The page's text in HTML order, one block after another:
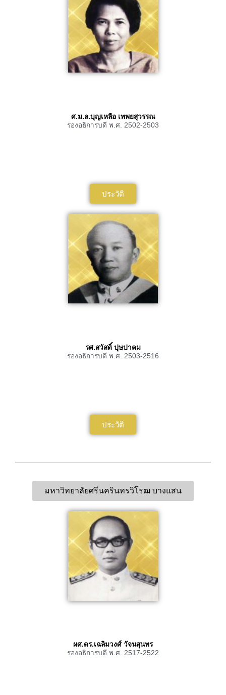
ศ.ม.ล.บุญเหลือ เทพยสุวรรณ
รองอธิการบดี พ.ศ. 2502-2503
ประวัติ
รศ.สวัสดิ์ ปุษปาคม
รองอธิการบดี พ.ศ. 2503-2516
ประวัติ
มหาวิทยาลัยศรีนครินทรวิโรฒ บางแสน
ผศ.ดร.เฉลิมวงศ์ วัจนสุนทร
รองอธิการบดี พ.ศ. 2517-2522